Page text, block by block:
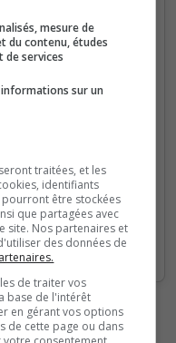
Apr May Jun Jul Aug
mesure de
du contenu, études
de services
sur un
traitées, et les
identifiants
être stockées
que partagées avec
site. Nos partenaires et
des données de
de traiter vos
base de l'intérêt
en gérant vos options
de cette page ou dans